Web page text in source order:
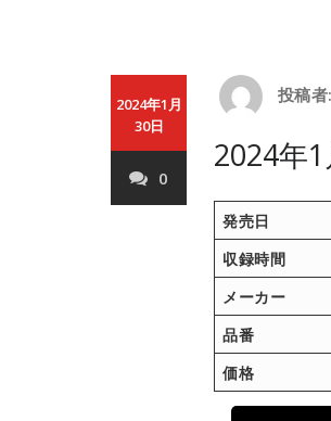
2024年1月
30日
0
投稿者:
2024年
発売日
収録時間
メーカー
品番
価格